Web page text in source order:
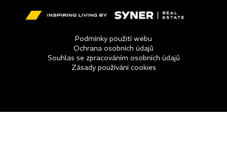
Podmínky použití webu
Ochrana osobních údajů
Souhlas se zpracováním osobních údajů
Zásady používání cookies